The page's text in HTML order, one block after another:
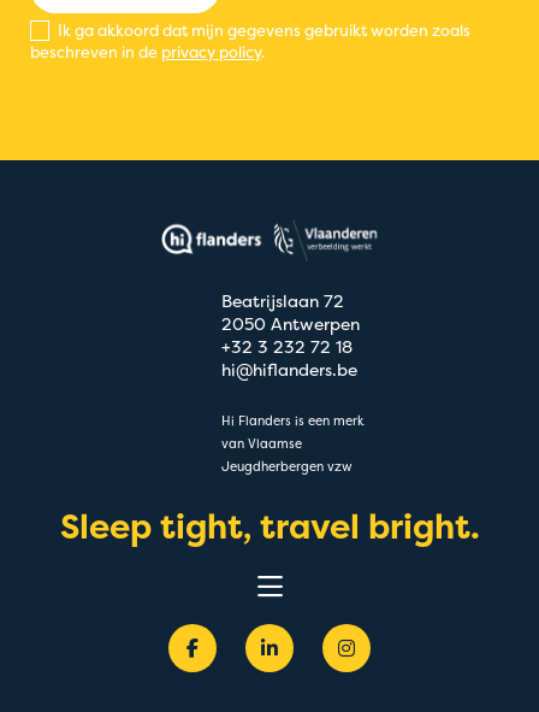
Ik ga akkoord dat mijn gegevens gebruikt worden zoals
beschreven in de privacy policy.
Beatrijslaan 72
2050 Antwerpen
+32 3 232 72 18
hi@hiflanders.be
Hi Flanders is een merk
van Vlaamse
Jeugdherbergen vzw
Sleep tight, travel bright.
Bestemmingen
Groepen